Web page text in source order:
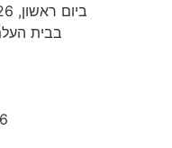
ביום ראשון, 25.01.2026 בשעה 14:00
בבית